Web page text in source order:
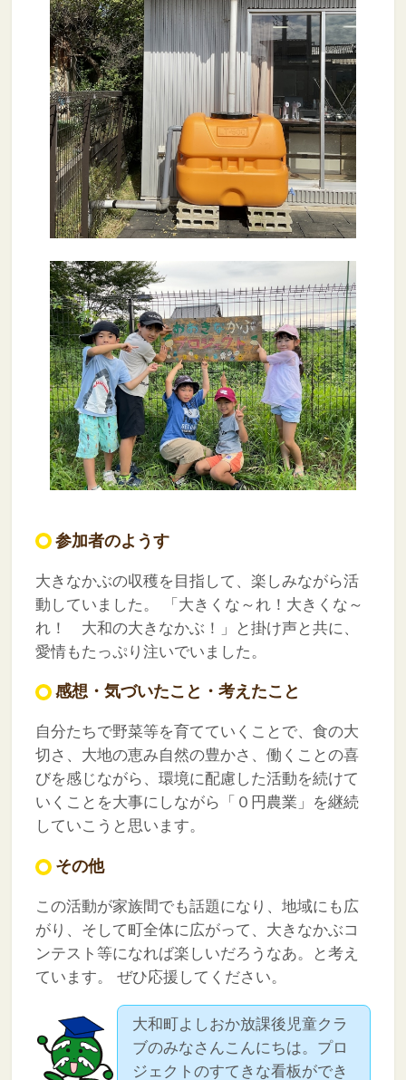
参加者のようす
大きなかぶの収穫を目指して、楽しみながら活
動していました。
「大きくな～れ！大きくな～
れ！ 大和の大きなかぶ！」と掛け声と共に、
愛情もたっぷり注いでいました。
感想・気づいたこと・考えたこと
自分たちで野菜等を育てていくことで、食の大
切さ、大地の恵み自然の豊かさ、働くことの喜
びを感じながら、環境に配慮した活動を続けて
いくことを大事にしながら「０円農業」を継続
していこうと思います。
その他
この活動が家族間でも話題になり、地域にも広
がり、そして町全体に広がって、大きなかぶコ
ンテスト等になれば楽しいだろうなあ。と考え
ています。
ぜひ応援してください。
大和町よしおか放課後児童クラ
ブのみなさんこんにちは。プロ
ジェクトのすてきな看板ができ